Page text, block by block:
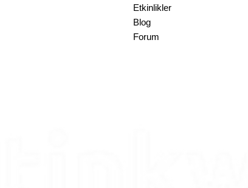
Etkinlikler
Blog
Forum